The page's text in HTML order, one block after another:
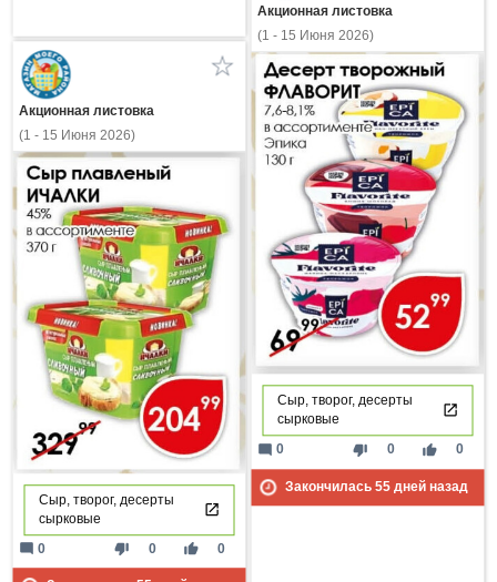
Акционная листовка
(1 - 15 Июня 2026)
Сыр, творог, десерты
сырковые
thumb_down 0 thumb_up 0
mode_comment 0
Закончилась 55дней назад
Акционная листовка
(1 - 15 Июня 2026)
Сыр, творог, десерты
сырковые
thumb_down 0 thumb_up 0
mode_comment 0